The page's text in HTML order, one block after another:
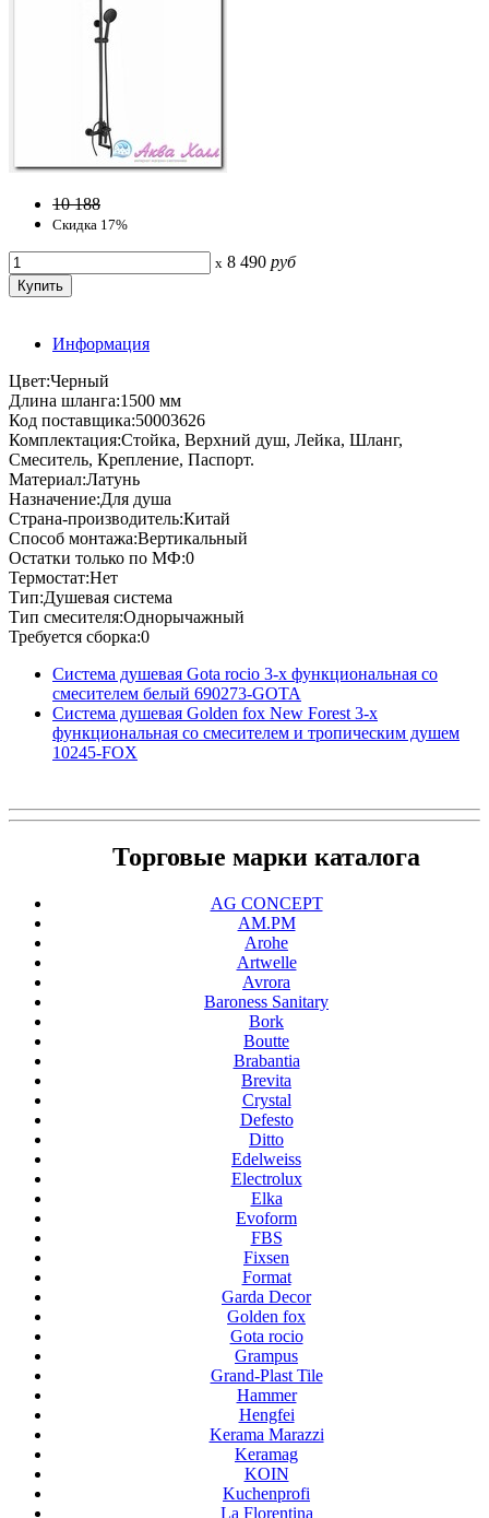
10 188
Скидка 17%
x 8 490 руб
Информация
Цвет:Черный
Длина шланга:1500 мм
Код поставщика:50003626
Комплектация:Стойка, Верхний душ, Лейка, Шланг,
Смеситель, Крепление, Паспорт.
Материал:Латунь
Назначение:Для душа
Страна-производитель:Китай
Способ монтажа:Вертикальный
Остатки только по МФ:0
Термостат:Нет
Тип:Душевая система
Тип смесителя:Однорычажный
Требуется сборка:0
Система душевая Gota rocio 3-х функциональная со
смесителем белый 690273-GOTA
Система душевая Golden fox New Forest 3-х
функциональная со смесителем и тропическим душем
10245-FOX
Торговые марки каталога
AG CONCEPT
AM.PM
Arohe
Artwelle
Avrora
Baroness Sanitary
Bork
Boutte
Brabantia
Brevita
Crystal
Defesto
Ditto
Edelweiss
Electrolux
Elka
Evoform
FBS
Fixsen
Format
Garda Decor
Golden fox
Gota rocio
Grampus
Grand-Plast Tile
Hammer
Hengfei
Kerama Marazzi
Keramag
KOIN
Kuchenprofi
La Florentina